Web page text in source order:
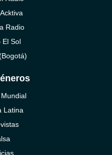
Radio
El Sol
Latina